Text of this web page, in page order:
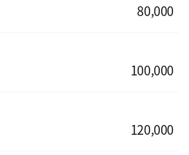
80,000
100,000
120,000